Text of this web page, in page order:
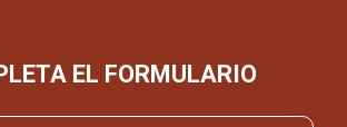
EL FORMULARIO